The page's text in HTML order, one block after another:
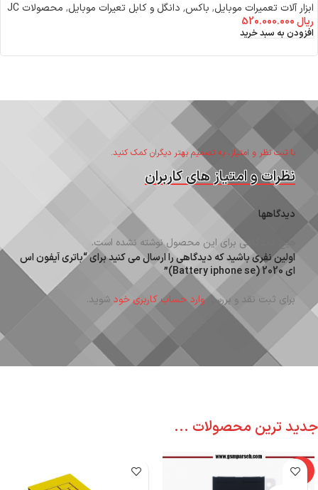
ابزار آلات تعمیرات موبایل, باکس٬ دانگل و کابل تعیرات موبایل , محصولات JC
ریال
افزودن به سبد خرید
با ثبت نظر و امتیاز، به تصمیم بهتر دیگران کمک کنید.
نظرات و امتیاز های کاربران
دیدگاهها
هیچ دیدگاهی برای این محصول نوشته نشده است.
اولین نفری باشید که دیدگاهی را ارسال می کنید برای “باتری آیفون اس
ای 2020 (Battery iphone se)”
برای ثبت نقد و بررسیوارد حساب کاربری خود شوید.
جدید ترین محصولات ...
-6%